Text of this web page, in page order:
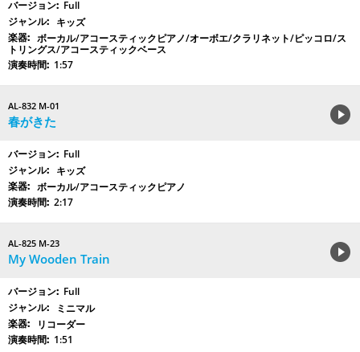
Full
キッズ
ボーカル/アコースティックピアノ/オーボエ/クラリネット/ピッコロ/ス
トリングス/アコースティックベース
1:57
AL-832 M-01
春がきた
Full
キッズ
ボーカル/アコースティックピアノ
2:17
AL-825 M-23
My Wooden Train
Full
ミニマル
リコーダー
1:51